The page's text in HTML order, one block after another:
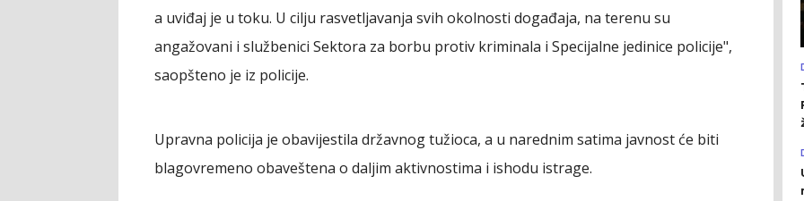
a uviđaj je u toku. U cilju rasvetljavanja svih okolnosti događaja, na terenu su
angažovani i službenici Sektora za borbu protiv kriminala i Specijalne jedinice policije",
saopšteno je iz policije.
Upravna policija je obavijestila državnog tužioca, a u narednim satima javnost će biti
blagovremeno obaveštena o daljim aktivnostima i ishodu istrage.